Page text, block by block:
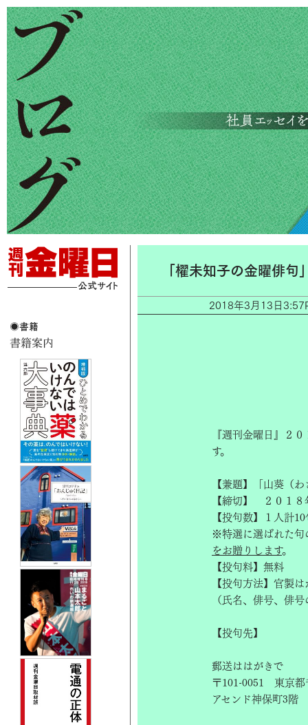
「櫂未知子の金曜俳
2018年3月13日
『週刊金曜日』２
す。
【兼題】「山葵（
【締切】 ２０１８
【投句数】１人計
※特選に選ばれた句
をお贈りします。
【投句料】無料
【投句方法】官製
（氏名、俳号、俳
【投句先】
郵送ははがきで
〒101-0051 東京都
アセンド神保町3階